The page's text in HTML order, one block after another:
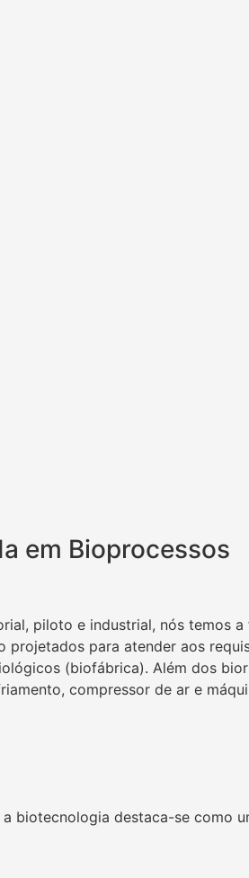
em Bioprocessos
piloto e industrial, nós temos
para atender aos
(biofábrica). Além dos
compressor de ar e
biotecnologia destaca-se como